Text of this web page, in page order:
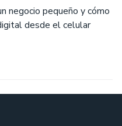
negocio pequeño y cómo
desde el celular